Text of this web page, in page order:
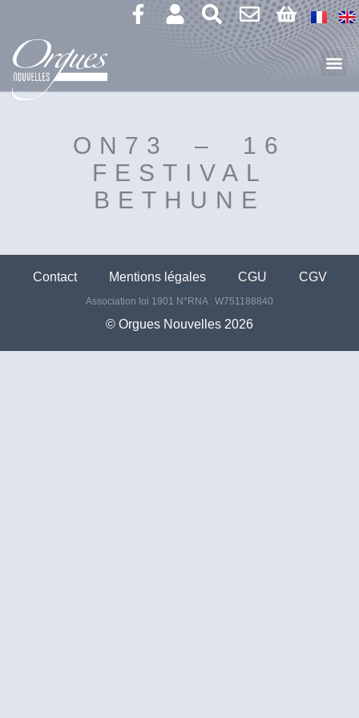
ON73 – 16
FESTIVAL
BETHUNE
©️ Orgues Nouvelles 2026
Association loi 1901 N°RNA : W751188840
Contact Mentions légales CGU CGV